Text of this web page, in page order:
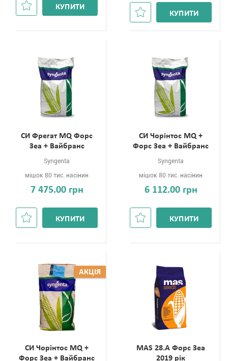
КУПИТИ
КУПИТИ
СИ Фрегат MQ Форс
Зеа + Вайбранс
Syngenta
мішок 80 тис. насінин
7 475.00 грн
КУПИТИ
СИ Чорінтос MQ +
Форс Зеа + Вайбранс
Syngenta
мішок 80 тис. насінин
6 112.00 грн
КУПИТИ
СИ Чорінтос MQ +
Форс Зеа + Вайбранс
АКЦІЯ
MAS 28.A Форс Зеа
2019 рік